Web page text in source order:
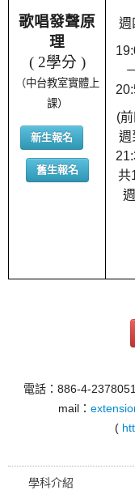
歌唱發聲原
理
( 2學分 )
（中台教室實體上
課）
新生報名
舊生報名
週
(
週
共
電話：886-4-
mail：
(
學科介紹